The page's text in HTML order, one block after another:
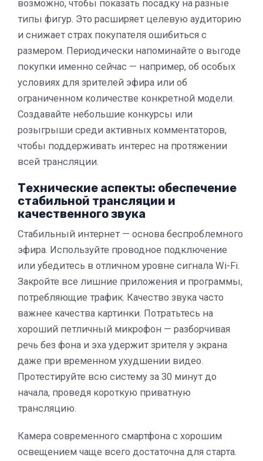
возможно, чтобы показать посадку на разные
типы фигур. Это расширяет целевую аудиторию
и снижает страх покупателя ошибиться с
размером. Периодически напоминайте о выгоде
покупки именно сейчас — например, об особых
условиях для зрителей эфира или об
ограниченном количестве конкретной модели.
Создавайте небольшие конкурсы или
розыгрыши среди активных комментаторов,
чтобы поддерживать интерес на протяжении
всей трансляции.
Технические аспекты: обеспечение
стабильной трансляции и
качественного звука
Стабильный интернет — основа беспроблемного
эфира. Используйте проводное подключение
или убедитесь в отличном уровне сигнала Wi-Fi.
Закройте все лишние приложения и программы,
потребляющие трафик. Качество звука часто
важнее качества картинки. Потратьтесь на
хороший петличный микрофон — разборчивая
речь без фона и эха удержит зрителя у экрана
даже при временном ухудшении видео.
Протестируйте всю систему за 30 минут до
начала, проведя короткую приватную
трансляцию.
Камера современного смартфона с хорошим
освещением чаще всего достаточна для старта.